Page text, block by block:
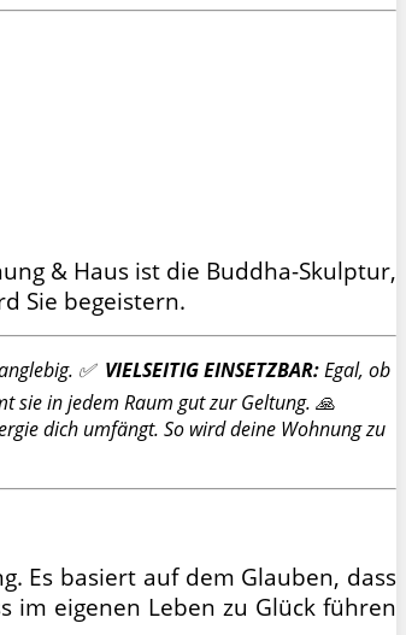
& Haus ist die Buddha-Skulptur,
Sie begeistern.
✅ VIELSEITIG EINSETZBAR:Egal, ob
sie in jedem Raum gut zur Geltung. 🙏
dich umfängt. So wird deine Wohnung zu
Es basiert auf dem Glauben, dass
im eigenen Leben zu Glück führen